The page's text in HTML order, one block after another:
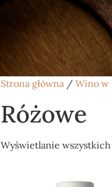
Strona główna / Wino w
Różowe
Wyświetlanie